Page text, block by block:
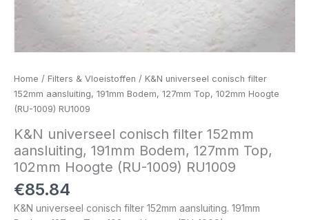
Home / Filters & Vloeistoffen / K&N universeel conisch filter
152mm aansluiting, 191mm Bodem, 127mm Top, 102mm Hoogte
(RU-1009) RU1009
K&N universeel conisch filter 152mm
aansluiting, 191mm Bodem, 127mm Top,
102mm Hoogte (RU-1009) RU1009
€85.84
K&N universeel conisch filter 152mm aansluiting. 191mm